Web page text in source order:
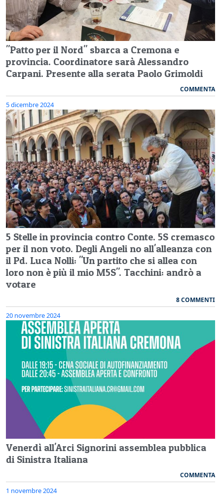
"Patto per il Nord" sbarca a Cremona e
provincia. Coordinatore sarà Alessandro
Carpani. Presente alla serata Paolo Grimoldi
COMMENTA
5 dicembre 2024
5 Stelle in provincia contro Conte. 5S cremasco
per il non voto. Degli Angeli no all'alleanza con
il Pd. Luca Nolli: "Un partito che si allea con
loro non è più il mio M5S". Tacchini: andrò a
votare
8 COMMENTI
20 novembre 2024
Venerdì all'Arci Signorini assemblea pubblica
di Sinistra Italiana
COMMENTA
1 novembre 2024